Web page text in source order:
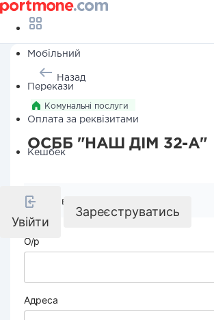
Мобільний
Перекази
Оплата за реквізитами
Кешбек
Увійти
Зареєструватись
Назад
Комунальні послуги
ОСББ "НАШ ДІМ 32-А"
Реквізити компанії
О/р
Адреса